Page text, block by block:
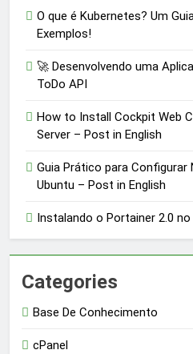
O que é Kubernetes? Um
Exemplos!
🚀 Desenvolvendo uma
ToDo API
How to Install Cockpit Web
Server – Post in English
Guia Prático para
Ubuntu – Post in English
Instalando o Portainer 2.0
Categories
Base De Conhecimento
cPanel